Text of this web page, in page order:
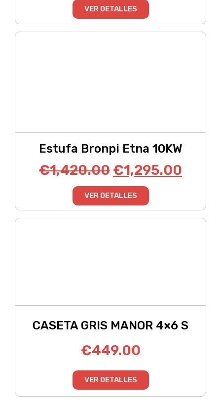
Estufa Bronpi Etna 10KW
€1,420.00 €1,295.00
VER DETALLES
CASETA GRIS MANOR 4×6 S
€449.00
VER DETALLES